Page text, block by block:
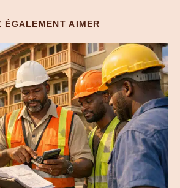
ÉGALEMENT AIMER